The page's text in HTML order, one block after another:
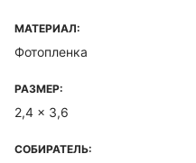
МАТЕРИАЛ:
Фотопленка
РАЗМЕР:
2,4 x 3,6
СОБИРАТЕЛЬ: